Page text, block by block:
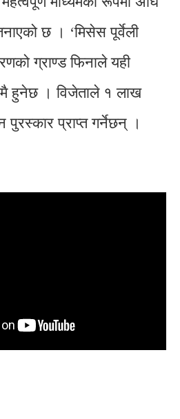
छ । ‘मिसेस पूर्वेली
ग्राण्ड फिनाले यही
हुनेछ । विजेताले १ लाख
पुरस्कार प्राप्त गर्नेछन् ।